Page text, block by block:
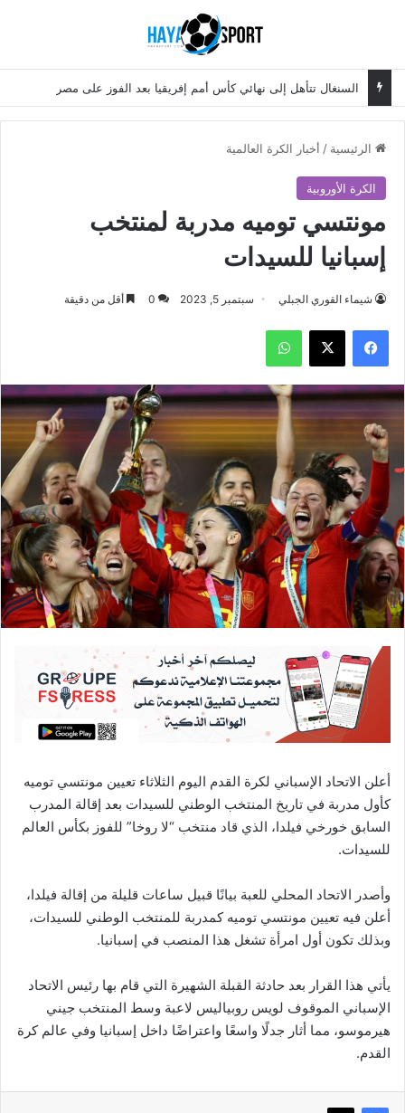
السنغال تتأهل إلى نهائي كأس أمم إفريقيا بعد الفوز على مصر
الرئيسية / أخبار الكرة العالمية
الكرة الأوروبية
مونتسي توميه مدربة لمنتخب
إسبانيا للسيدات
شيماء القوري الجبلي سبتمبر 5, 2023 0 أقل من دقيقة
فيسبوك ‫X واتساب
أعلن الاتحاد الإسباني لكرة القدم اليوم الثلاثاء تعيين مونتسي توميه
كأول مدربة في تاريخ المنتخب الوطني للسيدات بعد إقالة المدرب
السابق خورخي فيلدا، الذي قاد منتخب “لا روخا” للفوز بكأس العالم
للسيدات.
وأصدر الاتحاد المحلي للعبة بيانًا قبيل ساعات قليلة من إقالة فيلدا،
أعلن فيه تعيين مونتسي توميه كمدربة للمنتخب الوطني للسيدات،
وبذلك تكون أول امرأة تشغل هذا المنصب في إسبانيا.
يأتي هذا القرار بعد حادثة القبلة الشهيرة التي قام بها رئيس الاتحاد
الإسباني الموقوف لويس روبياليس لاعبة وسط المنتخب جيني
هيرموسو، مما أثار جدلًا واسعًا واعتراضًا داخل إسبانيا وفي عالم كرة
القدم.